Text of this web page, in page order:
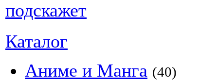
Каталог
Аниме и Манга (40)